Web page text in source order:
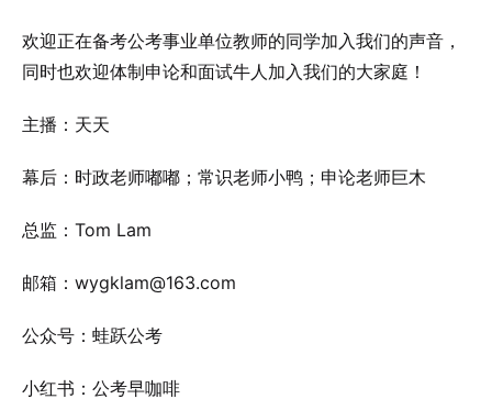
欢迎正在备考公考事业单位教师的同学加入我们的声音，
同时也欢迎体制申论和面试牛人加入我们的大家庭！
主播：天天
幕后：时政老师嘟嘟；常识老师小鸭；申论老师巨木
总监：Tom Lam
邮箱：wygklam@163.com
公众号：蛙跃公考
小红书：公考早咖啡